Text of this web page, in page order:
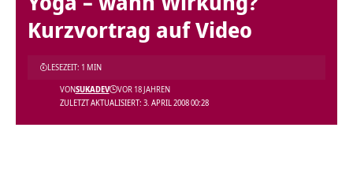
Kurzvortrag auf Video
ZULETZT AKTUALISIERT: 3. APRIL 2008 00:28
VONSUKADEV VOR 18 JAHREN
LESEZEIT: 1 MIN